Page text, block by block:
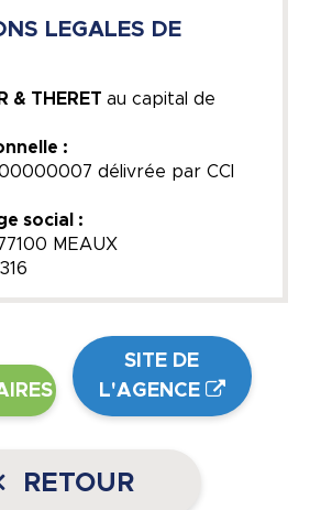
LEGALES DE
& THERET au capital de
:
délivrée par CCI
social :
MEAUX
SITE DE
L'AGENCE
RETOUR